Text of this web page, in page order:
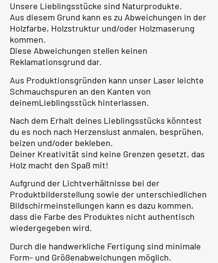
Unsere Lieblingsstücke sind Naturprodukte.
Aus diesem Grund kann es zu Abweichungen in der
Holzfarbe, Holzstruktur und/oder Holzmaserung
kommen.
Diese Abweichungen stellen keinen
Reklamationsgrund dar.
Aus Produktionsgründen kann unser Laser leichte
Schmauchspuren an den Kanten von
deinemLieblingsstück hinterlassen.
Nach dem Erhalt deines Lieblingsstücks könntest
du es noch nach Herzenslust anmalen, besprühen,
beizen und/oder bekleben.
Deiner Kreativität sind keine Grenzen gesetzt, das
Holz macht den Spaß mit!
Aufgrund der Lichtverhältnisse bei der
Produktbilderstellung sowie der unterschiedlichen
Bildschirmeinstellungen kann es dazu kommen,
dass die Farbe des Produktes nicht authentisch
wiedergegeben wird.
Durch die handwerkliche Fertigung sind minimale
Form- und Größenabweichungen möglich.